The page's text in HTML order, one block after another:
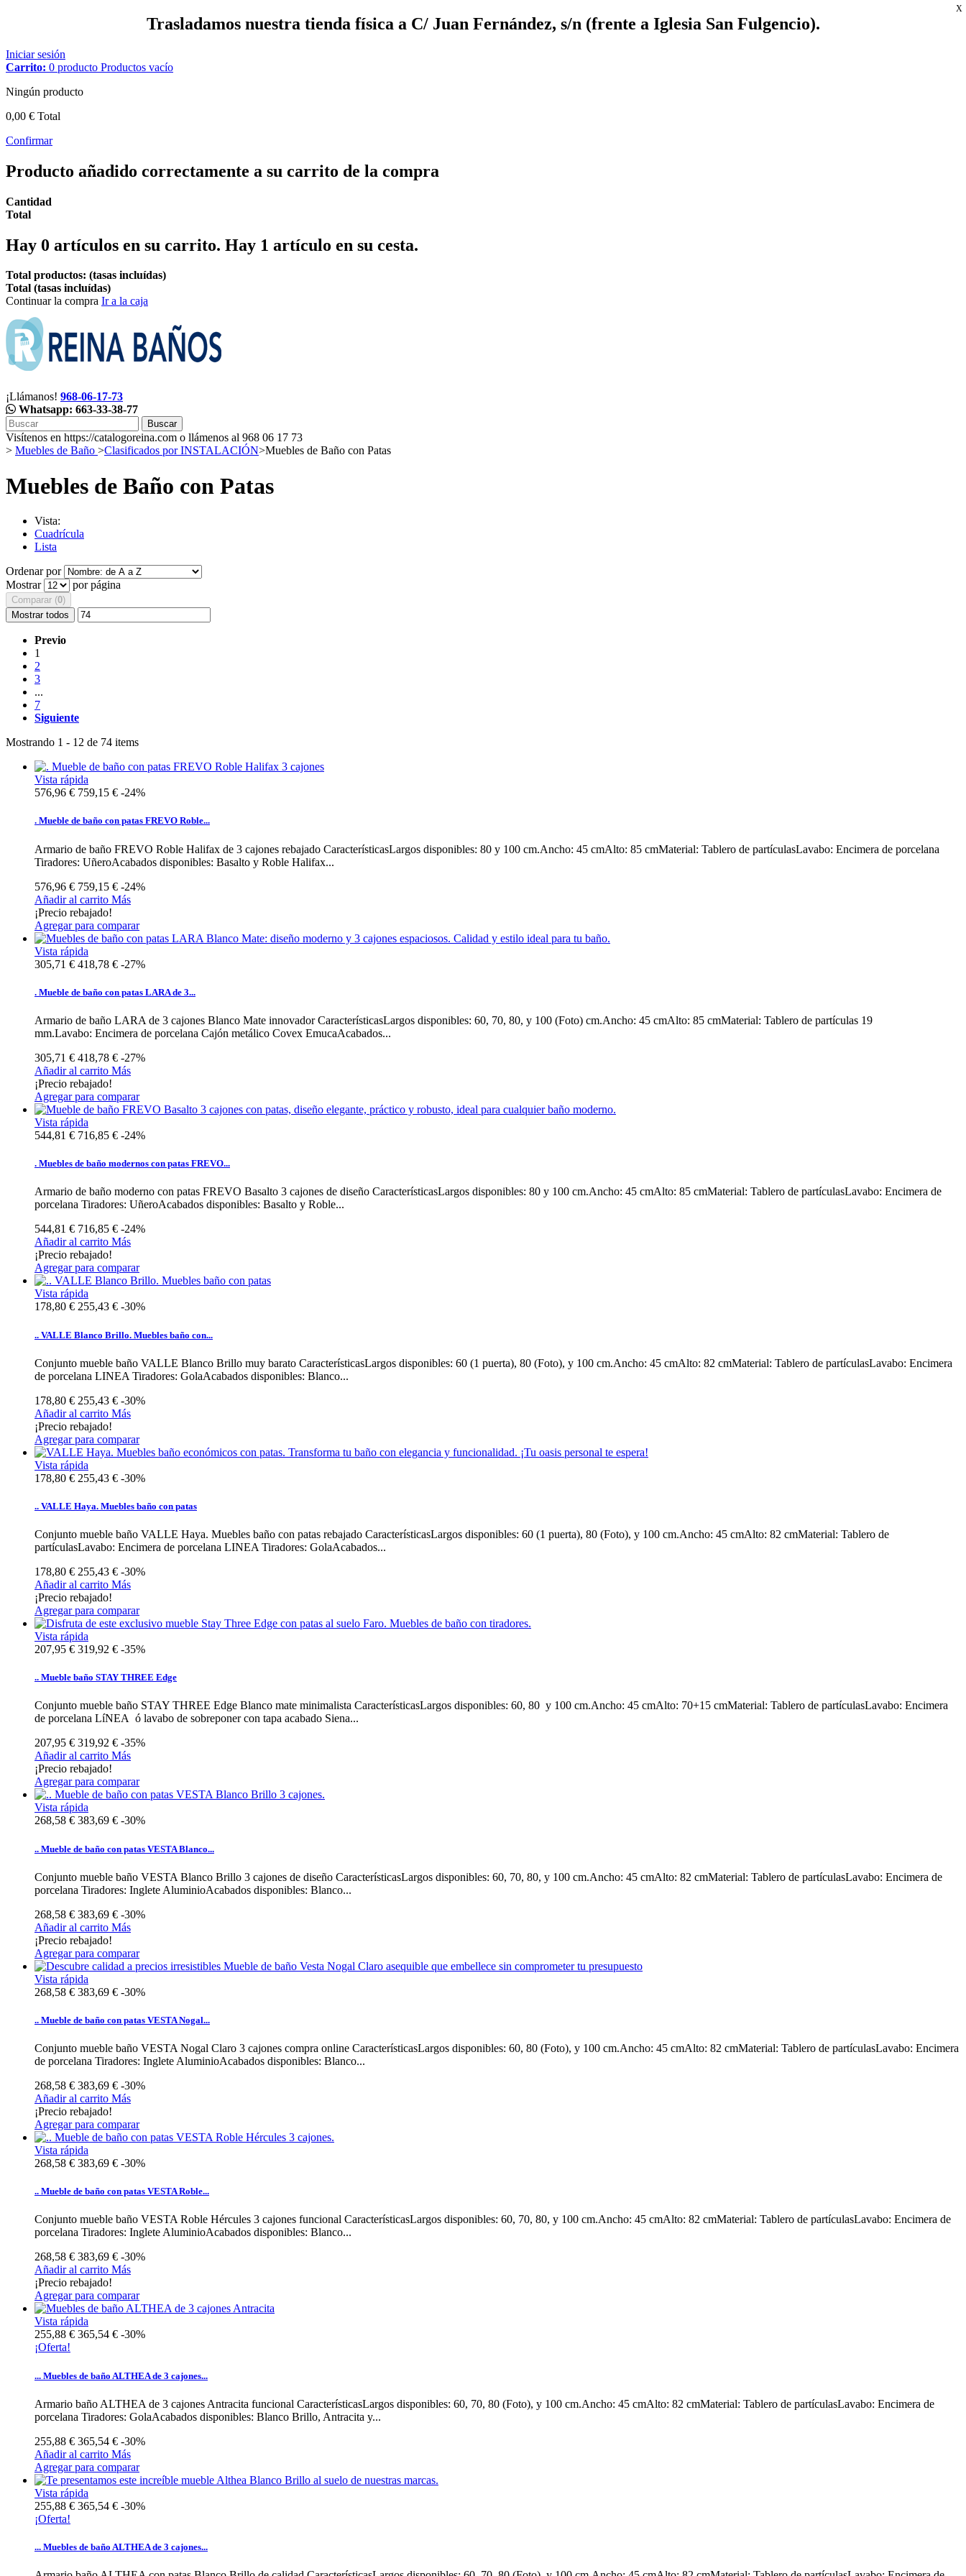
Trasladamos nuestra tienda física a C/ Juan Fernández, s/n (frente a Iglesia San Fulgencio).
X
Iniciar sesión
Carrito: 0 producto Productos vacío
Ningún producto
0,00 € Total
Confirmar
Producto añadido correctamente a su carrito de la compra
Cantidad
Total
Hay 0 artículos en su carrito. Hay 1 artículo en su cesta.
Total productos: (tasas incluídas)
Total (tasas incluídas)
Continuar la compra Ir a la caja
¡Llámanos! 968-06-17-73
Whatsapp: 663-33-38-77
Buscar
Visítenos en https://catalogoreina.com o llámenos al 968 06 17 73
> Muebles de Baño >Clasificados por INSTALACIÓN>Muebles de Baño con Patas
Muebles de Baño con Patas
Vista:
Cuadrícula
Lista
Ordenar por
Mostrar
por página
Comparar (0)
Mostrar todos
Previo
1
2
3
...
7
Siguiente
Mostrando 1 - 12 de 74 items
Vista rápida
576,96 € 759,15 € -24%
. Mueble de baño con patas FREVO Roble...
Armario de baño FREVO Roble Halifax de 3 cajones rebajado CaracterísticasLargos disponibles: 80 y 100 cm.Ancho: 45 cmAlto: 85 cmMaterial: Tablero de partículasLavabo: Encimera de porcelana
Tiradores: UñeroAcabados disponibles: Basalto y Roble Halifax...
576,96 € 759,15 € -24%
Añadir al carrito Más
¡Precio rebajado!
Agregar para comparar
Vista rápida
305,71 € 418,78 € -27%
. Mueble de baño con patas LARA de 3...
Armario de baño LARA de 3 cajones Blanco Mate innovador CaracterísticasLargos disponibles: 60, 70, 80, y 100 (Foto) cm.Ancho: 45 cmAlto: 85 cmMaterial: Tablero de partículas 19
mm.Lavabo: Encimera de porcelana Cajón metálico Covex EmucaAcabados...
305,71 € 418,78 € -27%
Añadir al carrito Más
¡Precio rebajado!
Agregar para comparar
Vista rápida
544,81 € 716,85 € -24%
. Muebles de baño modernos con patas FREVO...
Armario de baño moderno con patas FREVO Basalto 3 cajones de diseño CaracterísticasLargos disponibles: 80 y 100 cm.Ancho: 45 cmAlto: 85 cmMaterial: Tablero de partículasLavabo: Encimera de
porcelana Tiradores: UñeroAcabados disponibles: Basalto y Roble...
544,81 € 716,85 € -24%
Añadir al carrito Más
¡Precio rebajado!
Agregar para comparar
Vista rápida
178,80 € 255,43 € -30%
.. VALLE Blanco Brillo. Muebles baño con...
Conjunto mueble baño VALLE Blanco Brillo muy barato CaracterísticasLargos disponibles: 60 (1 puerta), 80 (Foto), y 100 cm.Ancho: 45 cmAlto: 82 cmMaterial: Tablero de partículasLavabo: Encimera
de porcelana LINEA Tiradores: GolaAcabados disponibles: Blanco...
178,80 € 255,43 € -30%
Añadir al carrito Más
¡Precio rebajado!
Agregar para comparar
Vista rápida
178,80 € 255,43 € -30%
.. VALLE Haya. Muebles baño con patas
Conjunto mueble baño VALLE Haya. Muebles baño con patas rebajado CaracterísticasLargos disponibles: 60 (1 puerta), 80 (Foto), y 100 cm.Ancho: 45 cmAlto: 82 cmMaterial: Tablero de
partículasLavabo: Encimera de porcelana LINEA Tiradores: GolaAcabados...
178,80 € 255,43 € -30%
Añadir al carrito Más
¡Precio rebajado!
Agregar para comparar
Vista rápida
207,95 € 319,92 € -35%
.. Mueble baño STAY THREE Edge
Conjunto mueble baño STAY THREE Edge Blanco mate minimalista CaracterísticasLargos disponibles: 60, 80 y 100 cm.Ancho: 45 cmAlto: 70+15 cmMaterial: Tablero de partículasLavabo: Encimera
de porcelana LíNEA ó lavabo de sobreponer con tapa acabado Siena...
207,95 € 319,92 € -35%
Añadir al carrito Más
¡Precio rebajado!
Agregar para comparar
Vista rápida
268,58 € 383,69 € -30%
.. Mueble de baño con patas VESTA Blanco...
Conjunto mueble baño VESTA Blanco Brillo 3 cajones de diseño CaracterísticasLargos disponibles: 60, 70, 80, y 100 cm.Ancho: 45 cmAlto: 82 cmMaterial: Tablero de partículasLavabo: Encimera de
porcelana Tiradores: Inglete AluminioAcabados disponibles: Blanco...
268,58 € 383,69 € -30%
Añadir al carrito Más
¡Precio rebajado!
Agregar para comparar
Vista rápida
268,58 € 383,69 € -30%
.. Mueble de baño con patas VESTA Nogal...
Conjunto mueble baño VESTA Nogal Claro 3 cajones compra online CaracterísticasLargos disponibles: 60, 80 (Foto), y 100 cm.Ancho: 45 cmAlto: 82 cmMaterial: Tablero de partículasLavabo: Encimera
de porcelana Tiradores: Inglete AluminioAcabados disponibles: Blanco...
268,58 € 383,69 € -30%
Añadir al carrito Más
¡Precio rebajado!
Agregar para comparar
Vista rápida
268,58 € 383,69 € -30%
.. Mueble de baño con patas VESTA Roble...
Conjunto mueble baño VESTA Roble Hércules 3 cajones funcional CaracterísticasLargos disponibles: 60, 70, 80, y 100 cm.Ancho: 45 cmAlto: 82 cmMaterial: Tablero de partículasLavabo: Encimera de
porcelana Tiradores: Inglete AluminioAcabados disponibles: Blanco...
268,58 € 383,69 € -30%
Añadir al carrito Más
¡Precio rebajado!
Agregar para comparar
Vista rápida
255,88 € 365,54 € -30%
¡Oferta!
... Muebles de baño ALTHEA de 3 cajones...
Armario baño ALTHEA de 3 cajones Antracita funcional CaracterísticasLargos disponibles: 60, 70, 80 (Foto), y 100 cm.Ancho: 45 cmAlto: 82 cmMaterial: Tablero de partículasLavabo: Encimera de
porcelana Tiradores: GolaAcabados disponibles: Blanco Brillo, Antracita y...
255,88 € 365,54 € -30%
Añadir al carrito Más
Agregar para comparar
Vista rápida
255,88 € 365,54 € -30%
¡Oferta!
... Muebles de baño ALTHEA de 3 cajones...